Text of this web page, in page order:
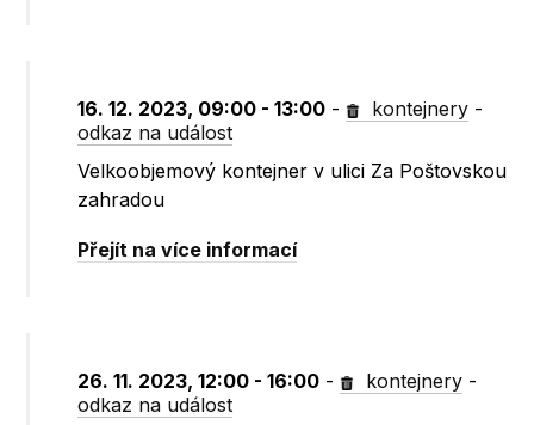
16. 12. 2023, 09:00 - 13:00 - kontejnery -
odkaz na událost
Velkoobjemový kontejner v ulici Za Poštovskou
zahradou
Přejít na více informací
26. 11. 2023, 12:00 - 16:00 - kontejnery -
odkaz na událost